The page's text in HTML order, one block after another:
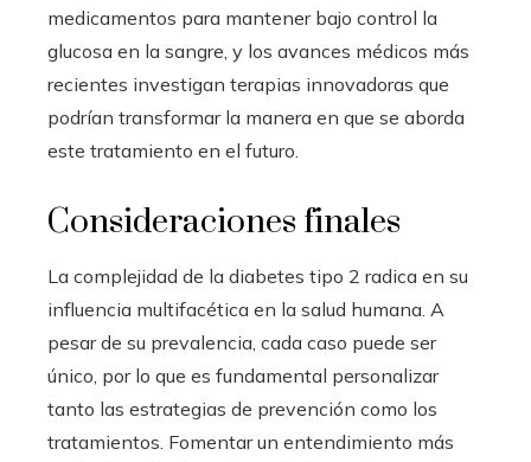
medicamentos para mantener bajo control la
glucosa en la sangre, y los avances médicos más
recientes investigan terapias innovadoras que
podrían transformar la manera en que se aborda
este tratamiento en el futuro.
Consideraciones finales
La complejidad de la diabetes tipo 2 radica en su
influencia multifacética en la salud humana. A
pesar de su prevalencia, cada caso puede ser
único, por lo que es fundamental personalizar
tanto las estrategias de prevención como los
tratamientos. Fomentar un entendimiento más